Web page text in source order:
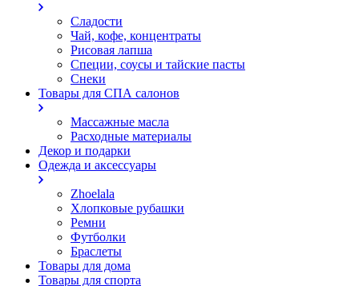
Сладости
Чай, кофе, концентраты
Рисовая лапша
Специи, соусы и тайские пасты
Снеки
Товары для СПА салонов
Массажные масла
Расходные материалы
Декор и подарки
Одежда и аксессуары
Zhoelala
Хлопковые рубашки
Ремни
Футболки
Браслеты
Товары для дома
Товары для спорта